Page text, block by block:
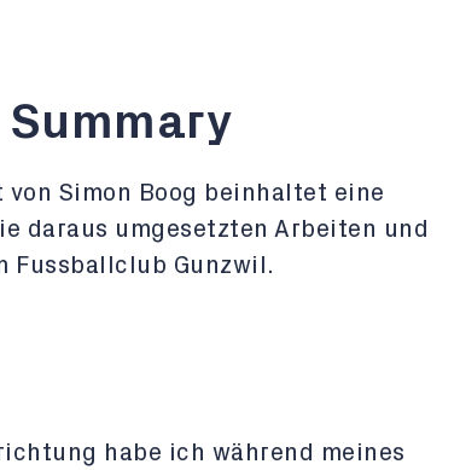
von Simon Boog beinhaltet eine
daraus umgesetzten Arbeiten und
Fussballclub Gunzwil.
habe ich während meines